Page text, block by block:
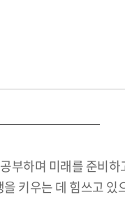
부하며 미래를 준비
키우는 데 힘쓰고 있